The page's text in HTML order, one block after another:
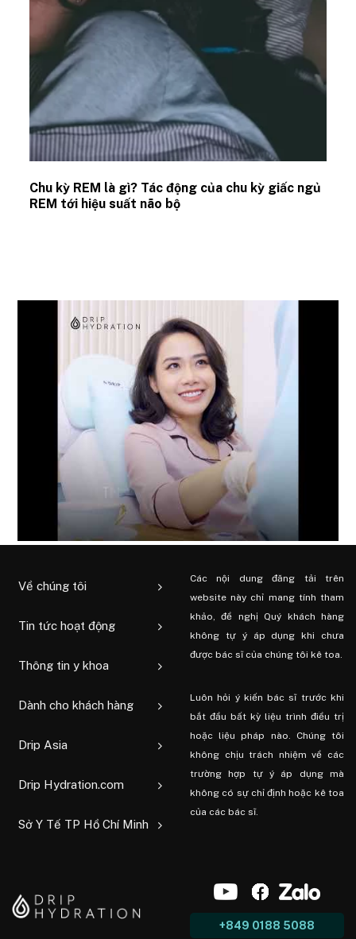
Chu kỳ REM là gì? Tác động của chu kỳ giấc ngủ
REM tới hiệu suất não bộ
Về chúng tôi
Tin tức hoạt động
Thông tin y khoa
Dành cho khách hàng
Drip Asia
Drip Hydration.com
Sở Y Tế TP Hồ Chí Minh
Các nội dung đăng tải trên
website này chỉ mang tính tham
khảo, đề nghị Quý khách hàng
không tự ý áp dụng khi chưa
được bác sĩ của chúng tôi kê toa.
Luôn hỏi ý kiến ​​bác sĩ trước khi
bắt đầu bất kỳ liệu trình điều trị
hoặc liệu pháp nào. Chúng tôi
không chịu trách nhiệm về các
trường hợp tự ý áp dụng mà
không có sự chỉ định hoặc kê toa
của các bác sĩ.
+849 0188 5088